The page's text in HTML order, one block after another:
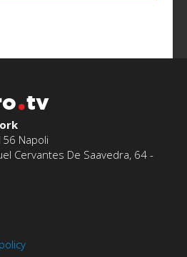
tv
Napoli
Cervantes De Saavedra, 64 -